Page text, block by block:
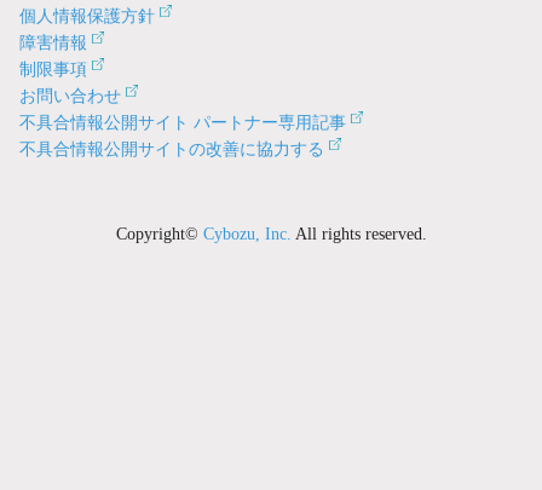
個人情報保護方針
障害情報
制限事項
お問い合わせ
不具合情報公開サイト パートナー専用記事
不具合情報公開サイトの改善に協力する
Copyright© Cybozu, Inc. All rights reserved.